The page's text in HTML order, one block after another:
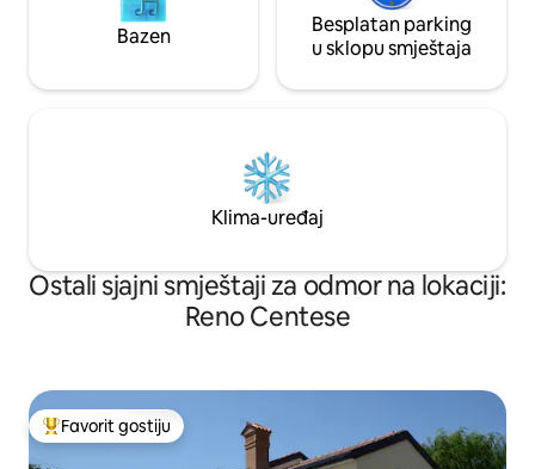
Bazen
Besplatan parking
u sklopu smještaja
Klima-uređaj
Ostali sjajni smještaji za odmor na lokaciji:
Reno Centese
Glavni favorit gostiju
Favorit gostiju